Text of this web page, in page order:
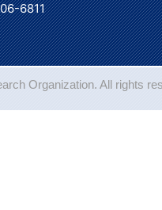
6811
Organization. All rights